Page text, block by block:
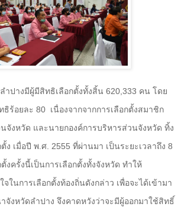
ำปางมีผู้มีสิทธิเลือกตั้งทั้งสิ้น 620 333 คน โดย
ธิร้อยละ 80 เนื่องจากจากการเลือกตั้งสมาชิก
จังหวัด และนายกองค์การบริหารส่วนจังหวัด ทิ้ง
ง เมื่อปี พ.ศ. 2555 ที่ผ่านมา เป็นระยะเวลาถึง 8
งครั้งนี้เป็นการเลือกตั้งทั้งจังหวัด ทำให้
ในการเลือกตั้งท้องถิ่นดังกล่าว เพื่อจะได้เข้ามา
งหวัดลำปาง จึงคาดหวังว่าจะมีผู้ออกมาใช้สิทธิ์